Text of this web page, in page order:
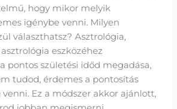
hogy mikor melyik
igénybe venni. Milyen
választhatsz? Asztrológia,
eszközéhez
pontos születési időd megadása,
tudod, érdemes a pontosítás
Ez a módszer akkor ajánlott,